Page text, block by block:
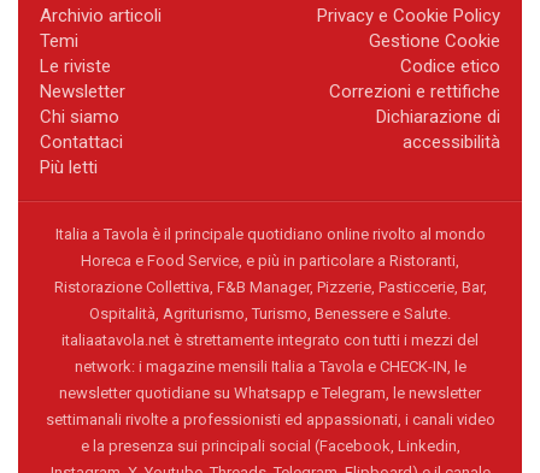
Archivio articoli
Temi
Le riviste
Newsletter
Chi siamo
Contattaci
Più letti
Privacy e Cookie Policy
Gestione Cookie
Codice etico
Correzioni e rettifiche
Dichiarazione di
accessibilità
Italia a Tavola è il principale quotidiano online rivolto al mondo
Horeca e Food Service, e più in particolare a Ristoranti,
Ristorazione Collettiva, F&B Manager, Pizzerie, Pasticcerie, Bar,
Ospitalità, Agriturismo, Turismo, Benessere e Salute.
italiaatavola.net è strettamente integrato con tutti i mezzi del
network: i magazine mensili Italia a Tavola e CHECK-IN, le
newsletter quotidiane su Whatsapp e Telegram, le newsletter
settimanali rivolte a professionisti ed appassionati, i canali video
e la presenza sui principali social (Facebook, Linkedin,